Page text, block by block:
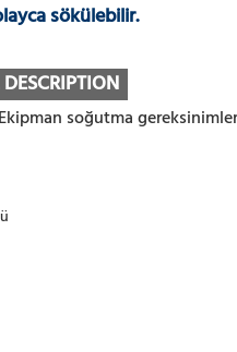
sökülebilir.
soğutma